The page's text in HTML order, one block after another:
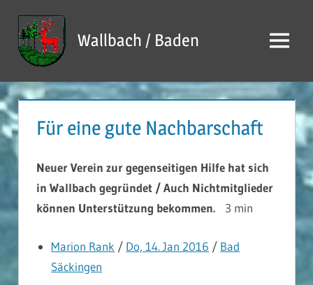
Inhalt
springen
Wallbach / Baden Menü
Für eine gute Nachbarschaft
Neuer Verein zur gegenseitigen Hilfe hat sich
in Wallbach gegründet / Auch Nichtmitglieder
können Unterstützung bekommen.
3 min
Marion Rank / Do, 14. Jan 2016 / Bad
Säckingen